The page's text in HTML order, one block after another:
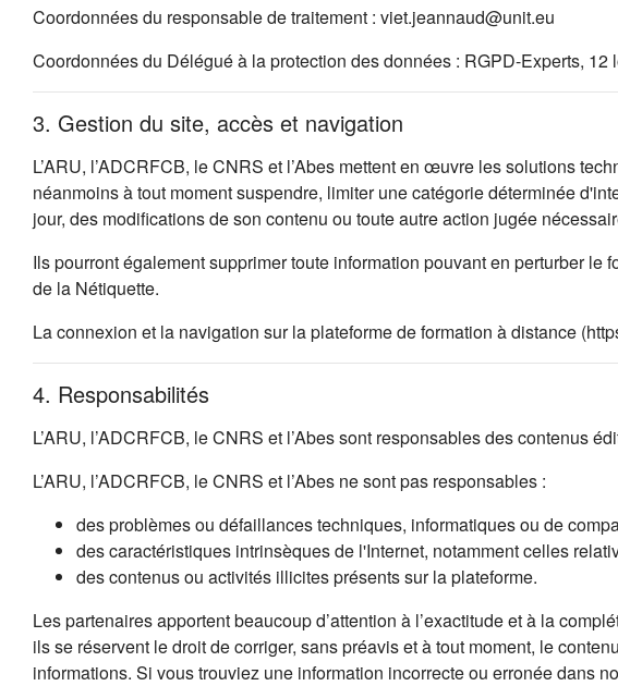
Coordonnées du responsable de traitement : viet.jeannaud@unit.eu
Coordonnées du Délégué à la protection des données : RGPD-Experts,
3. Gestion du site, accès et navigation
L’ARU, l’ADCRFCB, le CNRS et l’Abes mettent en œuvre les solutions
néanmoins à tout moment suspendre, limiter une catégorie déterminée
jour, des modifications de son contenu ou toute autre action jugée
Ils pourront également supprimer toute information pouvant en perturber
de la Nétiquette.
La connexion et la navigation sur la plateforme de formation à distance
4. Responsabilités
L’ARU, l’ADCRFCB, le CNRS et l’Abes sont responsables des contenus
L’ARU, l’ADCRFCB, le CNRS et l’Abes ne sont pas responsables :
des problèmes ou défaillances techniques, informatiques ou de
des caractéristiques intrinsèques de l'Internet, notamment celles
des contenus ou activités illicites présents sur la plateforme.
Les partenaires apportent beaucoup d’attention à l’exactitude et à la
ils se réservent le droit de corriger, sans préavis et à tout moment, le
informations. Si vous trouviez une information incorrecte ou erronée dans